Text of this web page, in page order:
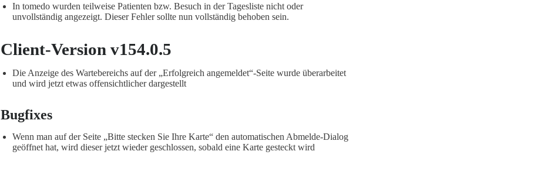
In tomedo wurden teilweise Patienten bzw. Besuch in der Tagesliste nicht oder
unvollständig angezeigt. Dieser Fehler sollte nun vollständig behoben sein.
Client-Version v154.0.5
Die Anzeige des Wartebereichs auf der „Erfolgreich angemeldet“-Seite wurde überarbeitet
und wird jetzt etwas offensichtlicher dargestellt
Bugfixes
Wenn man auf der Seite „Bitte stecken Sie Ihre Karte“ den automatischen Abmelde-Dialog
geöffnet hat, wird dieser jetzt wieder geschlossen, sobald eine Karte gesteckt wird